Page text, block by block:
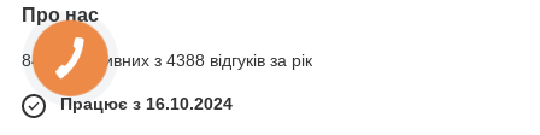
Про нас
84% позитивних з 4388 відгуків за рік
Працює з 16.10.2024